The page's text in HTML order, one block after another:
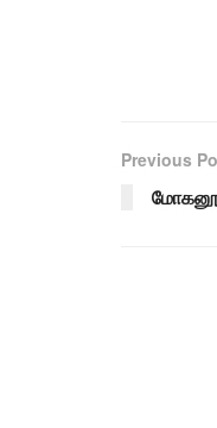
Previous